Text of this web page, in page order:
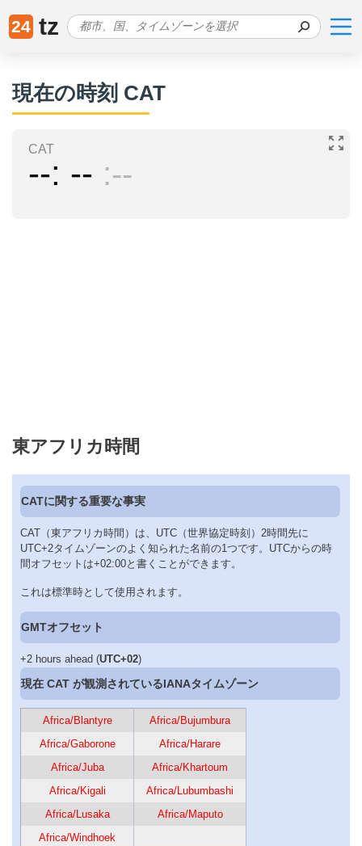
24 tz
現在の時刻 CAT
CAT
-- -- --
東アフリカ時間
CATに関する重要な事実
CAT（東アフリカ時間）は、UTC（世界協定時刻）2時間先に
UTC+2タイムゾーンのよく知られた名前の1つです。UTCからの時
間オフセットは+02:00と書くことができます。
これは標準時として使用されます。
GMTオフセット
+2 hours ahead (UTC+02)
現在 CAT が観測されているIANAタイムゾーン
Africa/Blantyre
Africa/Bujumbura
Africa/Gaborone
Africa/Harare
Africa/Juba
Africa/Khartoum
Africa/Kigali
Africa/Lubumbashi
Africa/Lusaka
Africa/Maputo
Africa/Windhoek